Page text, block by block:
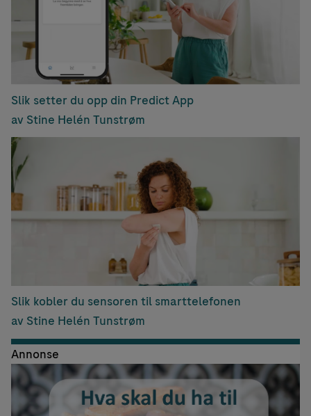
Slik setter du opp din Predict App
av Stine Helén Tunstrøm
Slik kobler du sensoren til smarttelefonen
av Stine Helén Tunstrøm
Annonse